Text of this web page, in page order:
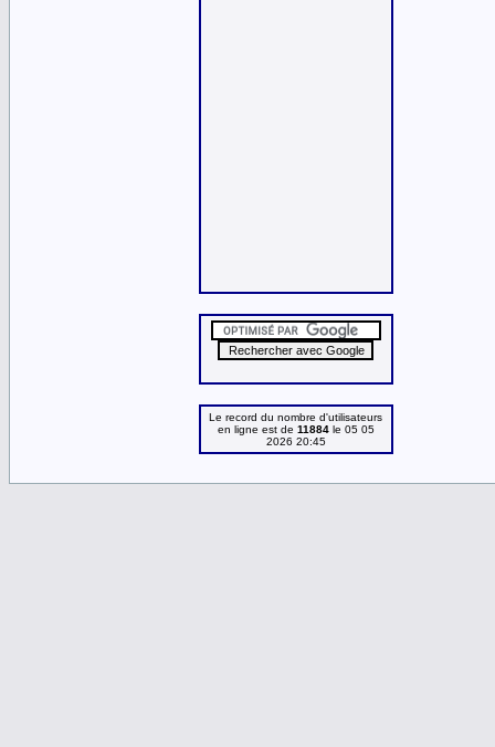
Le record du nombre d'utilisateurs
en ligne est de 11884le 05 05
2026 20:45